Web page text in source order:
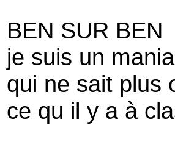
BEN SUR BEN
je suis un
qui ne sait plus
ce qu il y a à